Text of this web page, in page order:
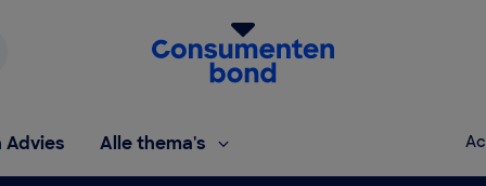
Homepage van de Consumentenbond
Advies Alle thema's